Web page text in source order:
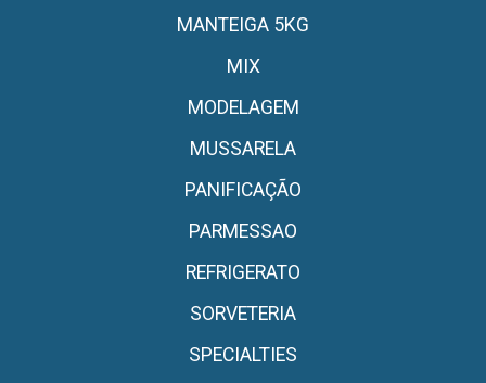
MANTEIGA 5KG
MIX
MODELAGEM
MUSSARELA
PANIFICAÇÃO
PARMESSAO
REFRIGERATO
SORVETERIA
SPECIALTIES